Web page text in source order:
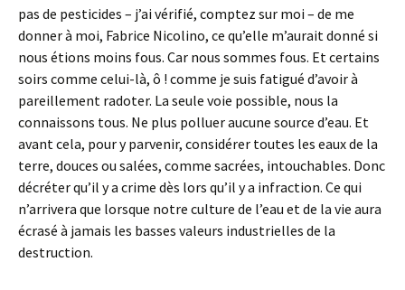
pas de pesticides – j’ai vérifié, comptez sur moi – de me
donner à moi, Fabrice Nicolino, ce qu’elle m’aurait donné si
nous étions moins fous. Car nous sommes fous. Et certains
soirs comme celui-là, ô ! comme je suis fatigué d’avoir à
pareillement radoter. La seule voie possible, nous la
connaissons tous. Ne plus polluer aucune source d’eau. Et
avant cela, pour y parvenir, considérer toutes les eaux de la
terre, douces ou salées, comme sacrées, intouchables. Donc
décréter qu’il y a crime dès lors qu’il y a infraction. Ce qui
n’arrivera que lorsque notre culture de l’eau et de la vie aura
écrasé à jamais les basses valeurs industrielles de la
destruction.